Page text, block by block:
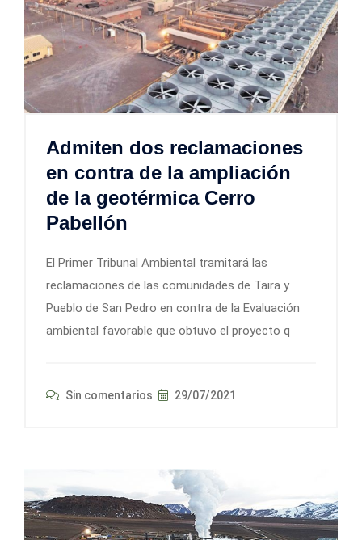
Admiten dos reclamaciones
en contra de la ampliación
de la geotérmica Cerro
Pabellón
El Primer Tribunal Ambiental tramitará las
reclamaciones de las comunidades de Taira y
Pueblo de San Pedro en contra de la Evaluación
ambiental favorable que obtuvo el proyecto q
Sin comentarios 29/07/2021